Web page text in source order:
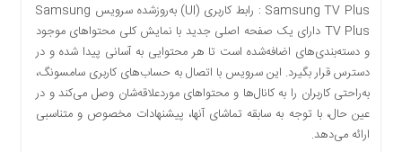
Samsung TV Plus : رابط کاربری (UI) به‌روزشده سرویس Samsung
TV Plus دارای یک صفحه اصلی جدید با نمایش کلی محتواهای موجود
و دسته‌بندی‌های اضافه‌شده است تا هر محتوایی به آسانی پیدا شده و در
دسترس قرار بگیرد. این سرویس با اتصال به حساب‌های کاربری سامسونگ،
به‌راحتی کاربران را به کانال‌ها و محتواهای موردعلاقه‌شان وصل می‌کند و در
عین حال، با توجه به سابقه تماشای آنها، پیشنهادات مخصوص و متناسبی
ارائه می‌دهد.